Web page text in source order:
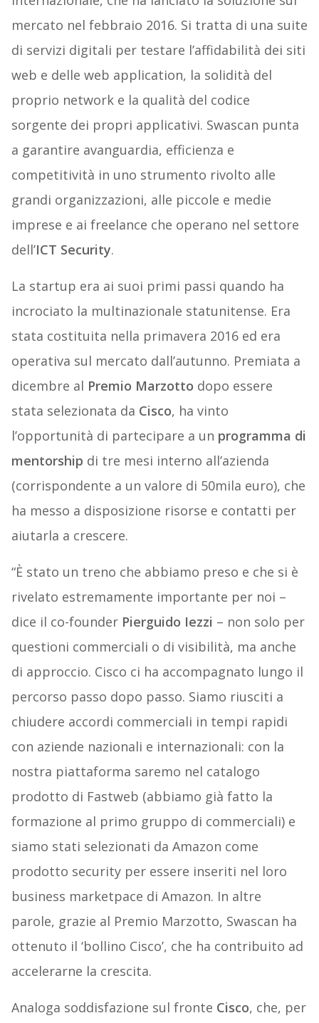
mercato nel febbraio 2016. Si tratta di una suite
di servizi digitali per testare l’affidabilità dei siti
web e delle web application, la solidità del
proprio network e la qualità del codice
sorgente dei propri applicativi. Swascan punta
a garantire avanguardia, efficienza e
competitività in uno strumento rivolto alle
grandi organizzazioni, alle piccole e medie
imprese e ai freelance che operano nel settore
dell’ICT Security.
La startup era ai suoi primi passi quando ha
incrociato la multinazionale statunitense. Era
stata costituita nella primavera 2016 ed era
operativa sul mercato dall’autunno. Premiata a
dicembre al Premio Marzotto dopo essere
stata selezionata da Cisco, ha vinto
l’opportunità di partecipare a un programma di
mentorship di tre mesi interno all’azienda
(corrispondente a un valore di 50mila euro), che
ha messo a disposizione risorse e contatti per
aiutarla a crescere.
“È stato un treno che abbiamo preso e che si è
rivelato estremamente importante per noi –
dice il co-founder Pierguido Iezzi – non solo per
questioni commerciali o di visibilità, ma anche
di approccio. Cisco ci ha accompagnato lungo il
percorso passo dopo passo. Siamo riusciti a
chiudere accordi commerciali in tempi rapidi
con aziende nazionali e internazionali: con la
nostra piattaforma saremo nel catalogo
prodotto di Fastweb (abbiamo già fatto la
formazione al primo gruppo di commerciali) e
siamo stati selezionati da Amazon come
prodotto security per essere inseriti nel loro
business marketpace di Amazon. In altre
parole, grazie al Premio Marzotto, Swascan ha
ottenuto il ‘bollino Cisco’, che ha contribuito ad
accelerarne la crescita.
Analoga soddisfazione sul fronte Cisco, che, per